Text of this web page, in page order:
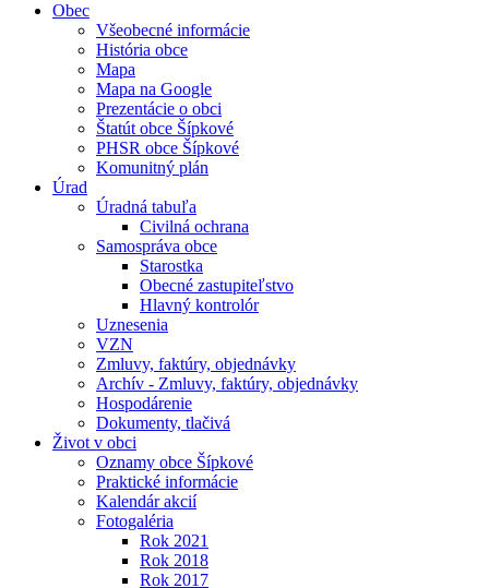
Obec
Všeobecné informácie
História obce
Mapa
Mapa na Google
Prezentácie o obci
Štatút obce Šípkové
PHSR obce Šípkové
Komunitný plán
Úrad
Úradná tabuľa
Civilná ochrana
Samospráva obce
Starostka
Obecné zastupiteľstvo
Hlavný kontrolór
Uznesenia
VZN
Zmluvy, faktúry, objednávky
Archív - Zmluvy, faktúry, objednávky
Hospodárenie
Dokumenty, tlačivá
Život v obci
Oznamy obce Šípkové
Praktické informácie
Kalendár akcií
Fotogaléria
Rok 2021
Rok 2018
Rok 2017